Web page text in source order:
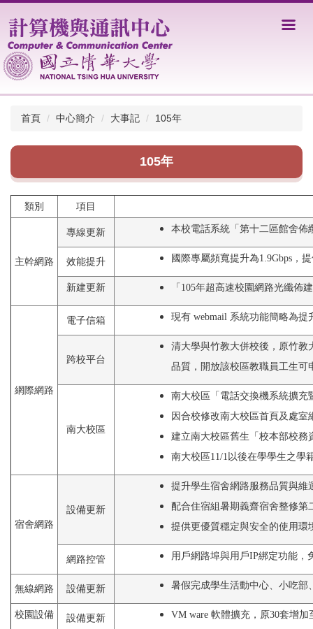
到
主
要
內
容
區
首頁
中心簡介 大事記 105年
105年
類別 項目
主幹網路
專線更新 本校電話系統「第十二區館舍佈
效能提升 國際專屬頻寬提升為1.9Gbps，
新建更新 「105年超高速校園網路光纖
網際網路
電子信箱 現有 webmail 系統功能簡略為提
跨校平台
清大學與竹教大併校後，原竹教
品質，開放該校區教職員工生可
南大校區
南大校區「電話交換機系統擴充
因合校修改南大校區首頁及處
建立南大校區舊生「校本部校務
南大校區11/1以後在學學生之學
宿舍網路
設備更新
提升學生宿舍網路服務品質與維
配合住宿組暑期義齋宿舍整修
提供更優質穩定與安全的使用環
網路控管 用戶網路埠與用戶IP綁定功能，
無線網路 設備更新 暑假完成學生活動中心、小吃部
校園設備 設備更新 VM ware 軟體擴充，原30套增